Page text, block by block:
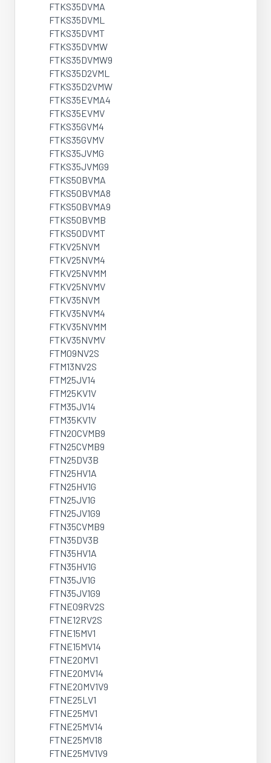
FTKS35DVMA
FTKS35DVML
FTKS35DVMT
FTKS35DVMW
FTKS35DVMW9
FTKS35D2VML
FTKS35D2VMW
FTKS35EVMA4
FTKS35EVMV
FTKS35GVM4
FTKS35GVMV
FTKS35JVMG
FTKS35JVMG9
FTKS50BVMA
FTKS50BVMA8
FTKS50BVMA9
FTKS50BVMB
FTKS50DVMT
FTKV25NVM
FTKV25NVM4
FTKV25NVMM
FTKV25NVMV
FTKV35NVM
FTKV35NVM4
FTKV35NVMM
FTKV35NVMV
FTM09NV2S
FTM13NV2S
FTM25JV14
FTM25KV1V
FTM35JV14
FTM35KV1V
FTN20CVMB9
FTN25CVMB9
FTN25DV3B
FTN25HV1A
FTN25HV1G
FTN25JV1G
FTN25JV1G9
FTN35CVMB9
FTN35DV3B
FTN35HV1A
FTN35HV1G
FTN35JV1G
FTN35JV1G9
FTNE09RV2S
FTNE12RV2S
FTNE15MV1
FTNE15MV14
FTNE20MV1
FTNE20MV14
FTNE20MV1V9
FTNE25LV1
FTNE25MV1
FTNE25MV14
FTNE25MV18
FTNE25MV1V9